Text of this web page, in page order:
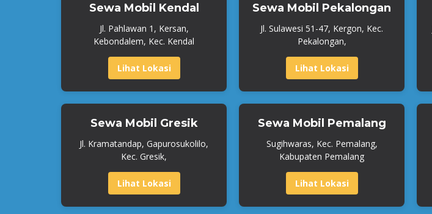
Sewa Mobil Kendal
Jl. Pahlawan 1, Kersan,
Kebondalem, Kec. Kendal
Lihat Lokasi
Sewa Mobil Pekalongan
Jl. Sulawesi 51-47, Kergon, Kec.
Pekalongan,
Lihat Lokasi
Sewa Mobil Gresik
Jl. Kramatandap, Gapurosukolilo,
Kec. Gresik,
Lihat Lokasi
Sewa Mobil Pemalang
Sugihwaras, Kec. Pemalang,
Kabupaten Pemalang
Lihat Lokasi